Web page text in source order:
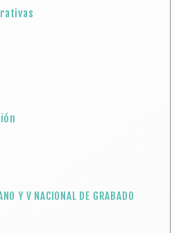
Y V NACIONAL DE GRABADO